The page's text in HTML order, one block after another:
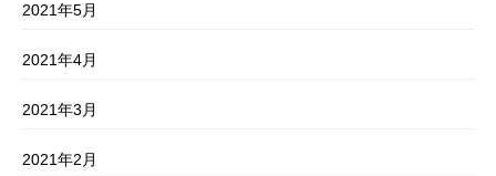
2021年5月
2021年4月
2021年3月
2021年2月